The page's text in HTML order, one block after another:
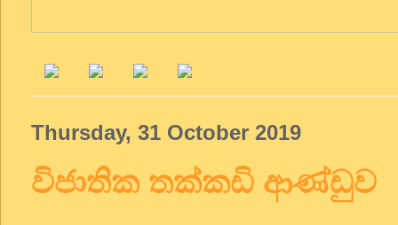
Thursday, 31 October 2019
විජාතික තක්කඩි ආණ්ඩුව